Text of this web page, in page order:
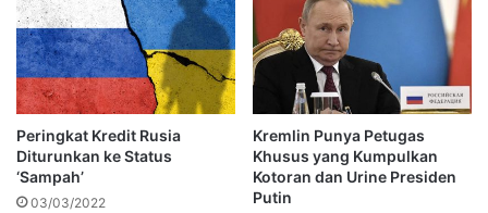
Peringkat Kredit Rusia
Diturunkan ke Status
‘Sampah’
03/03/2022
Kremlin Punya Petugas
Khusus yang Kumpulkan
Kotoran dan Urine Presiden
Putin